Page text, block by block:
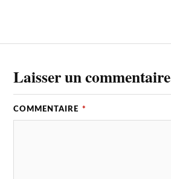
Laisser un commentaire
COMMENTAIRE *